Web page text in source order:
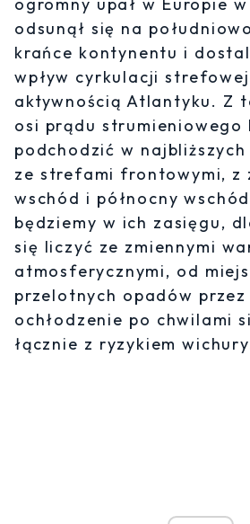
ogromny upał w Europie
odsunął się na
krańce kontynentu i
wpływ cyrkulacji
aktywnością Atlantyku. Z
osi prądu strumieniowego
podchodzić w
ze strefami frontowymi, z
wschód i północny
będziemy w ich zasięgu,
się liczyć ze zmiennymi
atmosferycznymi, od
przelotnych opadów
ochłodzenie po chwilami
łącznie z ryzykiem